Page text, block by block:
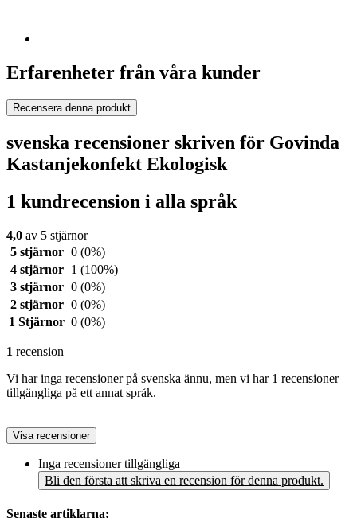
Erfarenheter från våra kunder
Recensera denna produkt
svenska recensioner skriven för Govinda
Kastanjekonfekt Ekologisk
1 kundrecension i alla språk
4,0 av 5 stjärnor
5 stjärnor 0 (0%)
4 stjärnor
1 (100%)
3 stjärnor 0 (0%)
2 stjärnor 0 (0%)
1 Stjärnor 0 (0%)
1 recension
Vi har inga recensioner på svenska ännu, men vi har 1 recensioner
tillgängliga på ett annat språk.
Visa recensioner
Inga recensioner tillgängliga
Bli den första att skriva en recension för denna produkt.
Senaste artiklarna: